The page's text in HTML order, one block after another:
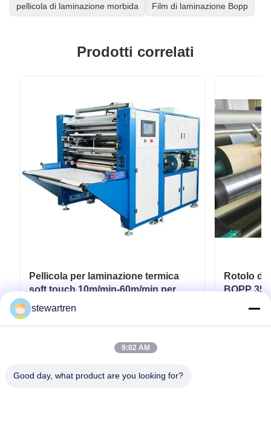
pellicola di laminazione morbida Film di laminazione Bopp
Prodotti correlati
Pellicola per laminazione termica
soft touch 10m/min-60m/min per
imballaggi flessibili
Rotolo di
BOPP
stewartren
9:02 AM
Good day, what product are you looking for?